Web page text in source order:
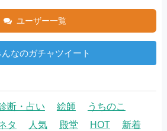
ユーザー一覧
なのガチャツイート
断・占い 絵師
うちのこ
タ 人気 殿堂 HOT 新着